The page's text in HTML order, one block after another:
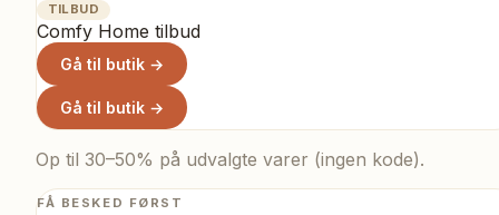
TILBUD
Comfy Home tilbud
Gå til butik →
Gå til butik →
Op til 30–50% på udvalgte varer (ingen kode).
FÅ BESKED FØRST